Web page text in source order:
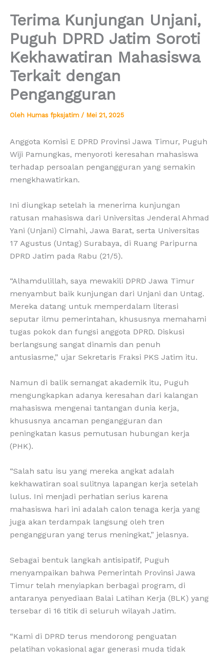
Terima Kunjungan Unjani,
Puguh DPRD Jatim Soroti
Kekhawatiran Mahasiswa
Terkait dengan
Pengangguran
Oleh Humas fpksjatim / Mei 21, 2025
Anggota Komisi E DPRD Provinsi Jawa Timur, Puguh
Wiji Pamungkas, menyoroti keresahan mahasiswa
terhadap persoalan pengangguran yang semakin
mengkhawatirkan.
Ini diungkap setelah ia menerima kunjungan
ratusan mahasiswa dari Universitas Jenderal Ahmad
Yani (Unjani) Cimahi, Jawa Barat, serta Universitas
17 Agustus (Untag) Surabaya, di Ruang Paripurna
DPRD Jatim pada Rabu (21/5).
“Alhamdulillah, saya mewakili DPRD Jawa Timur
menyambut baik kunjungan dari Unjani dan Untag.
Mereka datang untuk memperdalam literasi
seputar ilmu pemerintahan, khususnya memahami
tugas pokok dan fungsi anggota DPRD. Diskusi
berlangsung sangat dinamis dan penuh
antusiasme,” ujar Sekretaris Fraksi PKS Jatim itu.
Namun di balik semangat akademik itu, Puguh
mengungkapkan adanya keresahan dari kalangan
mahasiswa mengenai tantangan dunia kerja,
khususnya ancaman pengangguran dan
peningkatan kasus pemutusan hubungan kerja
(PHK).
“Salah satu isu yang mereka angkat adalah
kekhawatiran soal sulitnya lapangan kerja setelah
lulus. Ini menjadi perhatian serius karena
mahasiswa hari ini adalah calon tenaga kerja yang
juga akan terdampak langsung oleh tren
pengangguran yang terus meningkat,” jelasnya.
Sebagai bentuk langkah antisipatif, Puguh
menyampaikan bahwa Pemerintah Provinsi Jawa
Timur telah menyiapkan berbagai program, di
antaranya penyediaan Balai Latihan Kerja (BLK) yang
tersebar di 16 titik di seluruh wilayah Jatim.
“Kami di DPRD terus mendorong penguatan
pelatihan vokasional agar generasi muda tidak